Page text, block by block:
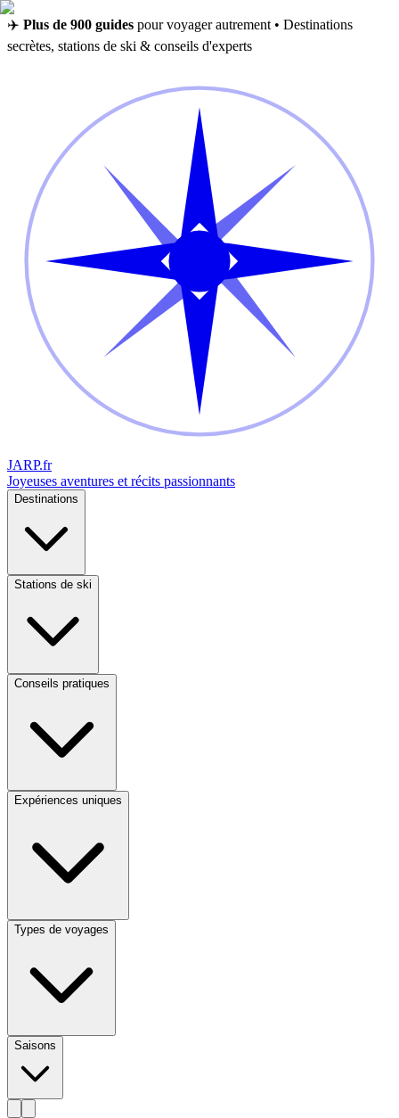
✈️ Plus de 900 guides pour voyager autrement • Destinations
secrètes, stations de ski & conseils d'experts
JARP.fr
Joyeuses aventures et récits passionnants
Destinations
Stations de ski
Conseils pratiques
Expériences uniques
Types de voyages
Saisons